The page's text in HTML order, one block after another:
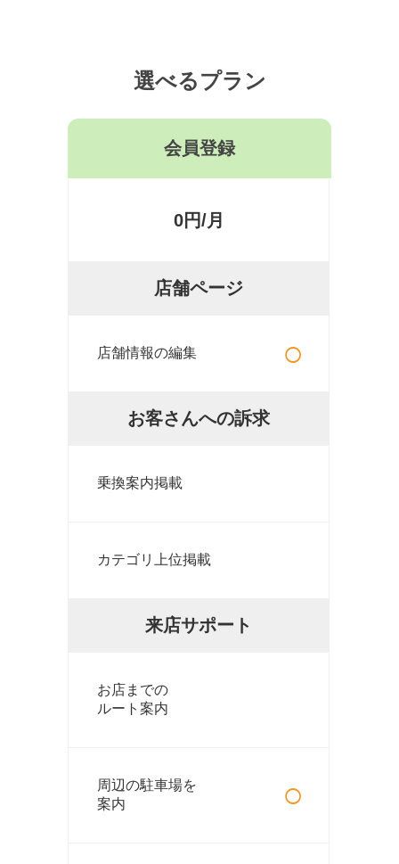
選べるプラン
会員登録
0円/月
店舗ページ
店舗情報の編集 ○
お客さんへの訴求
乗換案内掲載
カテゴリ上位掲載
来店サポート
お店までの
ルート案内
周辺の駐車場を
案内
○